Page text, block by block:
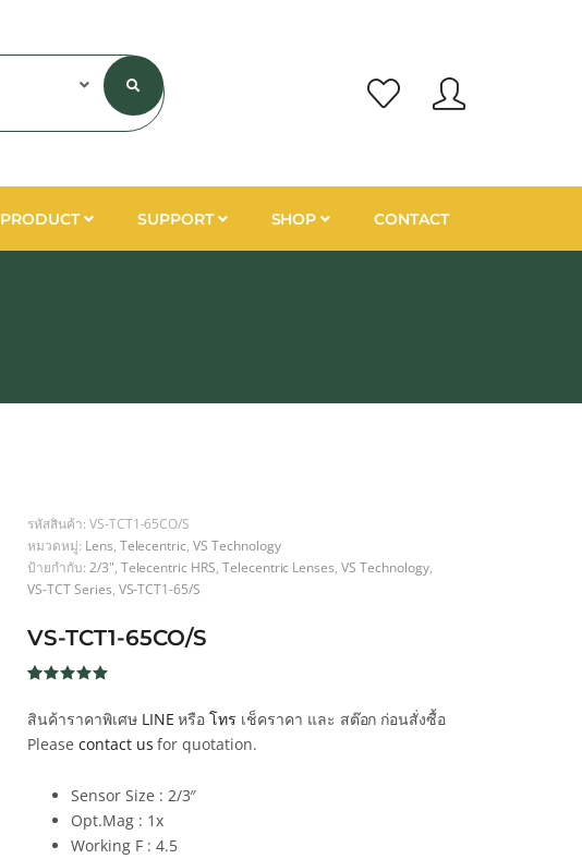
PRODUCT SUPPORT SHOP CONTACT
รหัสสินค้า: VS-TCT1-65CO/S
หมวดหมู่: Lens Telecentric ,VS Technology
ป้ายกำกับ: 2/3" Telecentric HRS Telecentric Lenses ,VS Technology,
VS-TCT Series VS-TCT1-65/S
VS-TCT1-65CO/S
5 จาก 5
คะแนน
เต็มบน
ของลูกค้า
สินค้าราคาพิเศษ LINE หรือโทร เช็คราคา และ สต๊อก ก่อนสั่งซื้อ
Please contact us for quotation.
Sensor Size : 2/3″
Opt.Mag : 1x
Working F : 4.5